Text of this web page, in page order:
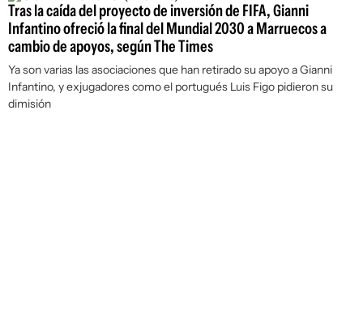
Tras la caída del proyecto de inversión de FIFA, Gianni
Infantino ofreció la final del Mundial 2030 a Marruecos a
cambio de apoyos, según The Times
Ya son varias las asociaciones que han retirado su apoyo a Gianni
Infantino, y exjugadores como el portugués Luis Figo pidieron su
dimisión